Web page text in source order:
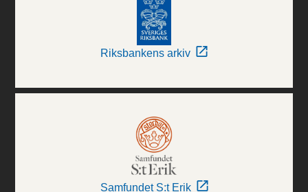
Riksbankens arkiv
Samfundet S:t Erik